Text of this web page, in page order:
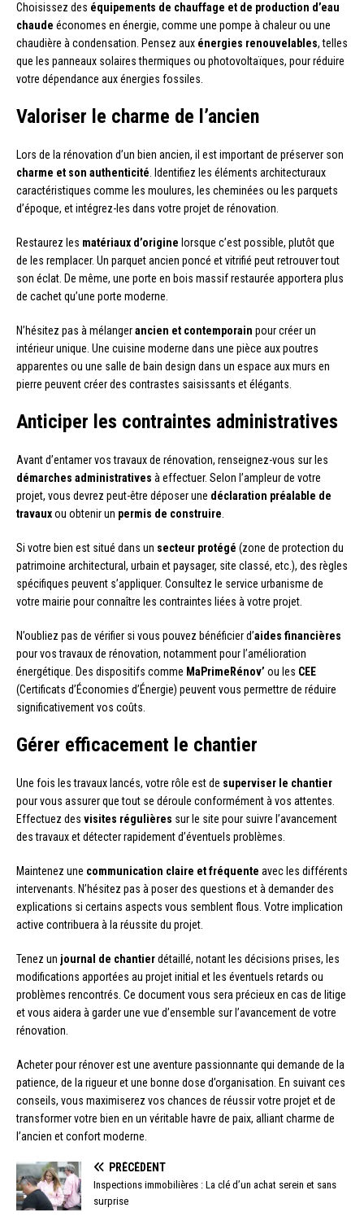
Choisissez des équipements de chauffage et de production d’eau
chaude économes en énergie, comme une pompe à chaleur ou une
chaudière à condensation. Pensez aux énergies renouvelables, telles
que les panneaux solaires thermiques ou photovoltaïques, pour réduire
votre dépendance aux énergies fossiles.
Valoriser le charme de l’ancien
Lors de la rénovation d’un bien ancien, il est important de préserver son
charme et son authenticité. Identifiez les éléments architecturaux
caractéristiques comme les moulures, les cheminées ou les parquets
d’époque, et intégrez-les dans votre projet de rénovation.
Restaurez les matériaux d’origine lorsque c’est possible, plutôt que
de les remplacer. Un parquet ancien poncé et vitrifié peut retrouver tout
son éclat. De même, une porte en bois massif restaurée apportera plus
de cachet qu’une porte moderne.
N’hésitez pas à mélangerancien et contemporain pour créer un
intérieur unique. Une cuisine moderne dans une pièce aux poutres
apparentes ou une salle de bain design dans un espace aux murs en
pierre peuvent créer des contrastes saisissants et élégants.
Anticiper les contraintes administratives
Avant d’entamer vos travaux de rénovation, renseignez-vous sur les
démarches administratives à effectuer. Selon l’ampleur de votre
projet, vous devrez peut-être déposer une déclaration préalable de
travauxou obtenir un permis de construire.
Si votre bien est situé dans un secteur protégé (zone de protection du
patrimoine architectural, urbain et paysager, site classé, etc.), des règles
spécifiques peuvent s’appliquer. Consultez le service urbanisme de
votre mairie pour connaître les contraintes liées à votre projet.
N’oubliez pas de vérifier si vous pouvez bénéficier d’aides financières
pour vos travaux de rénovation, notamment pour l’amélioration
énergétique. Des dispositifs comme MaPrimeRénov’ ou les CEE
(Certificats d’Économies d’Énergie) peuvent vous permettre de réduire
significativement vos coûts.
Gérer efficacement le chantier
Une fois les travaux lancés, votre rôle est de superviser le chantier
pour vous assurer que tout se déroule conformément à vos attentes.
Effectuez des visites régulières sur le site pour suivre l’avancement
des travaux et détecter rapidement d’éventuels problèmes.
Maintenez une communication claire et fréquente avec les différents
intervenants. N’hésitez pas à poser des questions et à demander des
explications si certains aspects vous semblent flous. Votre implication
active contribuera à la réussite du projet.
Tenez un journal de chantierdétaillé, notant les décisions prises, les
modifications apportées au projet initial et les éventuels retards ou
problèmes rencontrés. Ce document vous sera précieux en cas de litige
et vous aidera à garder une vue d’ensemble sur l’avancement de votre
rénovation.
Acheter pour rénover est une aventure passionnante qui demande de la
patience, de la rigueur et une bonne dose d’organisation. En suivant ces
conseils, vous maximiserez vos chances de réussir votre projet et de
transformer votre bien en un véritable havre de paix, alliant charme de
l’ancien et confort moderne.
PRÉCÉDENT
Inspections immobilières : La clé d’un achat serein et sans
surprise